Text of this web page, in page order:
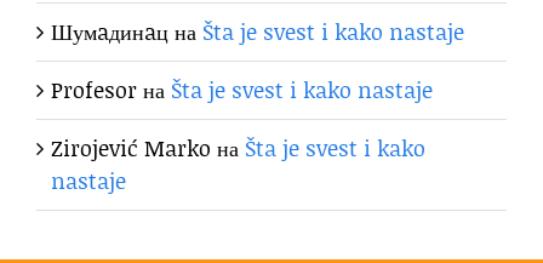
Шумaдинaцна Šta je svest i kako nastaje
Profesorна Šta je svest i kako nastaje
Zirojević Marko на Šta je svest i kako
nastaje